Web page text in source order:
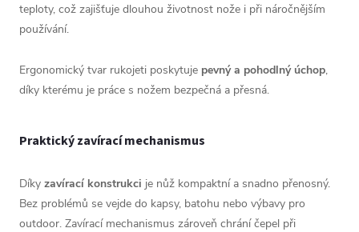
teploty, což zajišťuje dlouhou životnost nože i při náročnějším
používání.
Ergonomický tvar rukojeti poskytuje pevný a pohodlný úchop,
díky kterému je práce s nožem bezpečná a přesná.
Praktický zavírací mechanismus
Díky zavírací konstrukci je nůž kompaktní a snadno přenosný.
Bez problémů se vejde do kapsy, batohu nebo výbavy pro
outdoor. Zavírací mechanismus zároveň chrání čepel při